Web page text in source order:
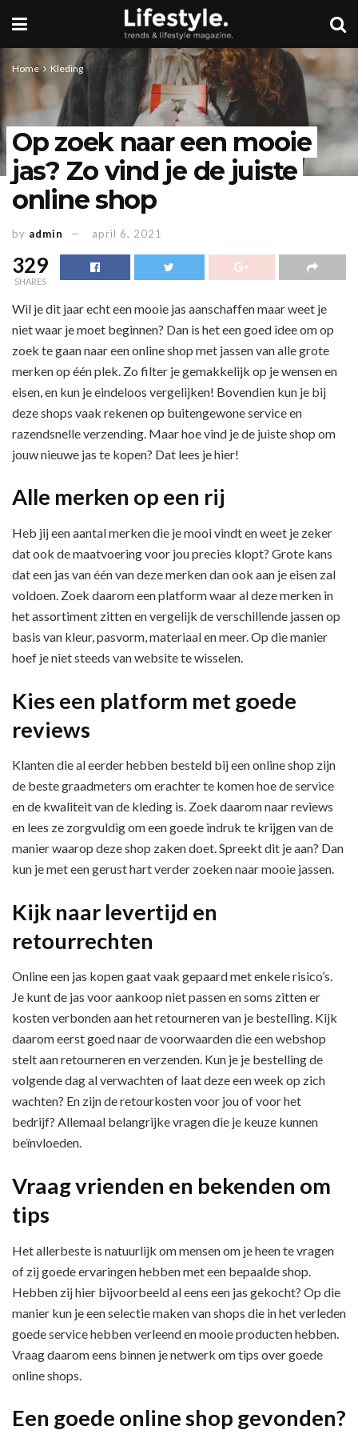
Home Kleding
Op zoek naar een mooie
jas? Zo vind je de juiste
online shop
by admin april 6, 2021
329
SHARES
Wil je dit jaar echt een mooie jas aanschaffen maar weet je
niet waar je moet beginnen? Dan is het een goed idee om op
zoek te gaan naar een online shop met jassen van alle grote
merken op één plek. Zo filter je gemakkelijk op je wensen en
eisen, en kun je eindeloos vergelijken! Bovendien kun je bij
deze shops vaak rekenen op buitengewone service en
razendsnelle verzending. Maar hoe vind je de juiste shop om
jouw nieuwe jas te kopen? Dat lees je hier!
Alle merken op een rij
Heb jij een aantal merken die je mooi vindt en weet je zeker
dat ook de maatvoering voor jou precies klopt? Grote kans
dat een jas van één van deze merken dan ook aan je eisen zal
voldoen. Zoek daarom een platform waar al deze merken in
het assortiment zitten en vergelijk de verschillende jassen op
basis van kleur, pasvorm, materiaal en meer. Op die manier
hoef je niet steeds van website te wisselen.
Kies een platform met goede
reviews
Klanten die al eerder hebben besteld bij een online shop zijn
de beste graadmeters om erachter te komen hoe de service
en de kwaliteit van de kleding is. Zoek daarom naar reviews
en lees ze zorgvuldig om een goede indruk te krijgen van de
manier waarop deze shop zaken doet. Spreekt dit je aan? Dan
kun je met een gerust hart verder zoeken naar mooie jassen.
Kijk naar levertijd en
retourrechten
Online een jas kopen gaat vaak gepaard met enkele risico’s.
Je kunt de jas voor aankoop niet passen en soms zitten er
kosten verbonden aan het retourneren van je bestelling. Kijk
daarom eerst goed naar de voorwaarden die een webshop
stelt aan retourneren en verzenden. Kun je je bestelling de
volgende dag al verwachten of laat deze een week op zich
wachten? En zijn de retourkosten voor jou of voor het
bedrijf? Allemaal belangrijke vragen die je keuze kunnen
beïnvloeden.
Vraag vrienden en bekenden om
tips
Het allerbeste is natuurlijk om mensen om je heen te vragen
of zij goede ervaringen hebben met een bepaalde shop.
Hebben zij hier bijvoorbeeld al eens een jas gekocht? Op die
manier kun je een selectie maken van shops die in het verleden
goede service hebben verleend en mooie producten hebben.
Vraag daarom eens binnen je netwerk om tips over goede
online shops.
Een goede online shop gevonden?